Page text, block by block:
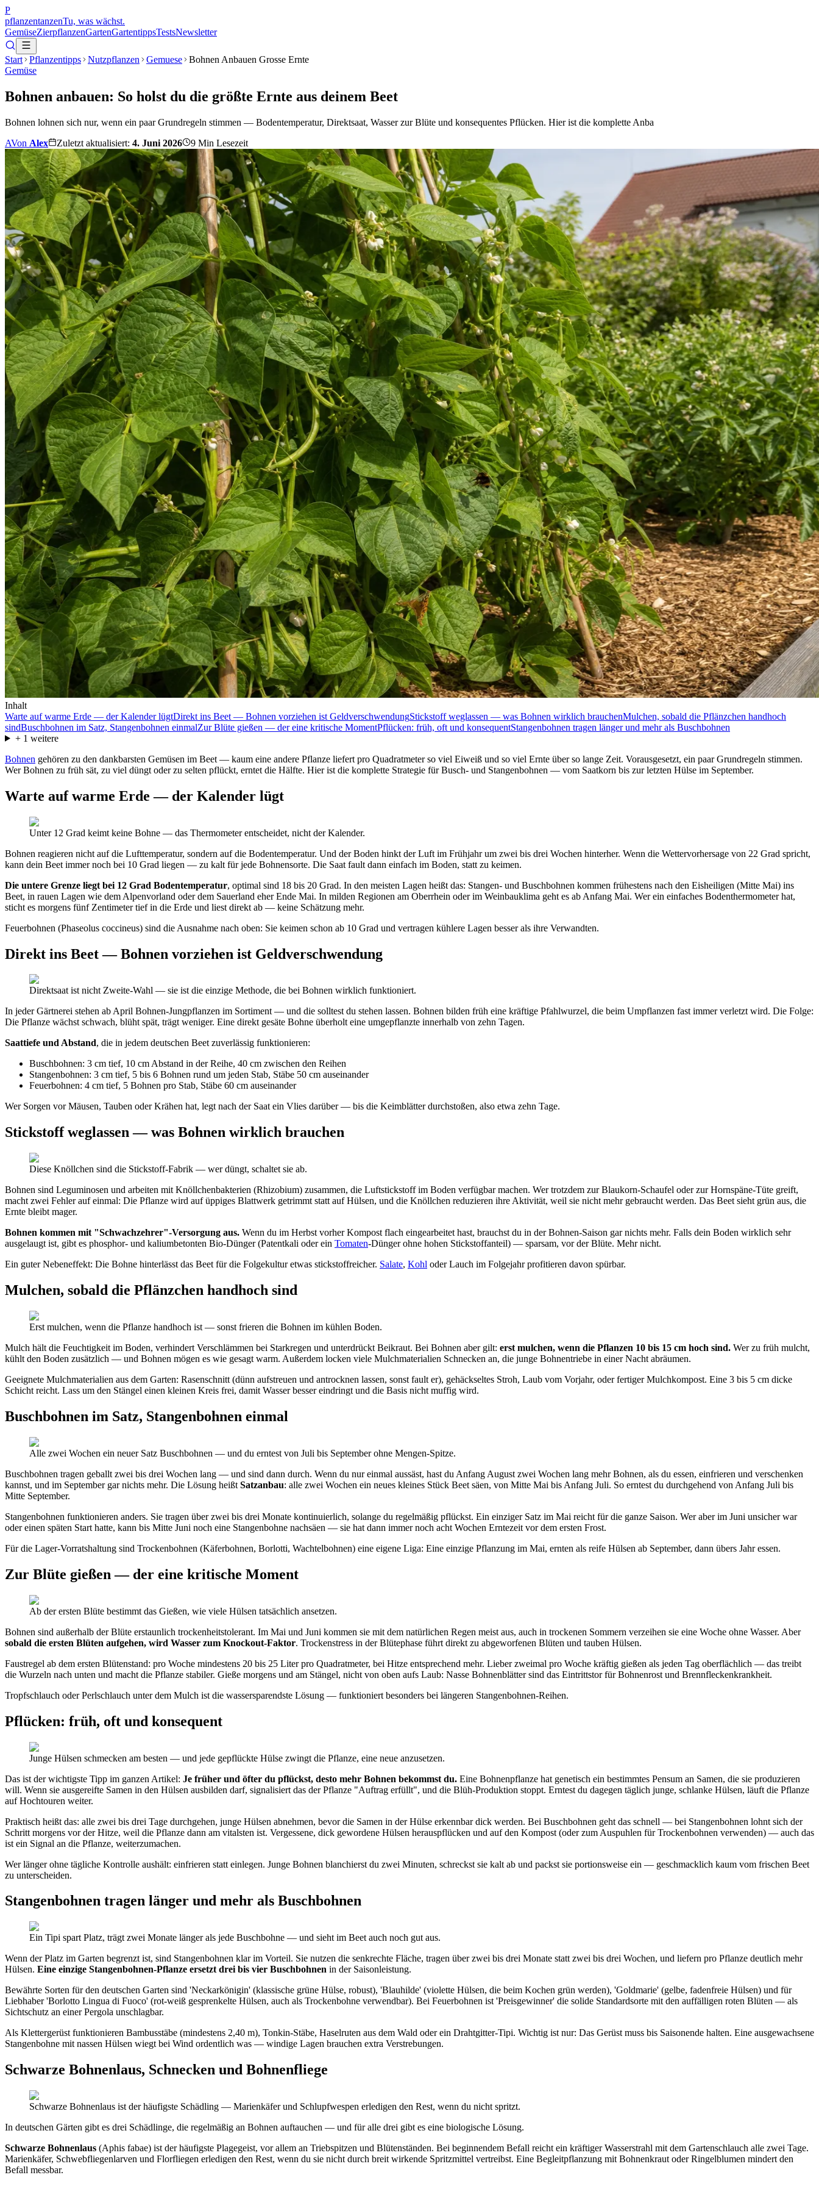
P
pflanzentanzenTu, was wächst.
GemüseZierpflanzenGartenGartentippsTestsNewsletter
Start Pflanzentipps Nutzpflanzen Gemuese
Bohnen Anbauen Grosse Ernte
Gemüse
Bohnen anbauen: So holst du die größte Ernte aus deinem Beet
Bohnen lohnen sich nur, wenn ein paar Grundregeln stimmen — Bodentemperatur, Direktsaat, Wasser zur Blüte und konsequentes Pflücken. Hier ist die komplette Anba
AVon Alex Zuletzt aktualisiert: 4. Juni 2026 9 Min Lesezeit
Inhalt
Warte auf warme Erde — der Kalender lügtDirekt ins Beet — Bohnen vorziehen ist GeldverschwendungStickstoff weglassen — was Bohnen wirklich brauchenMulchen, sobald die Pflänzchen handhoch
sindBuschbohnen im Satz, Stangenbohnen einmalZur Blüte gießen — der eine kritische MomentPflücken: früh, oft und konsequentStangenbohnen tragen länger und mehr als Buschbohnen
+ 1 weitere
Bohnen gehören zu den dankbarsten Gemüsen im Beet — kaum eine andere Pflanze liefert pro Quadratmeter so viel Eiweiß und so viel Ernte über so lange Zeit. Vorausgesetzt, ein paar Grundregeln stimmen.
Wer Bohnen zu früh sät, zu viel düngt oder zu selten pflückt, erntet die Hälfte. Hier ist die komplette Strategie für Busch- und Stangenbohnen — vom Saatkorn bis zur letzten Hülse im September.
Warte auf warme Erde — der Kalender lügt
Unter 12 Grad keimt keine Bohne — das Thermometer entscheidet, nicht der Kalender.
Bohnen reagieren nicht auf die Lufttemperatur, sondern auf die Bodentemperatur. Und der Boden hinkt der Luft im Frühjahr um zwei bis drei Wochen hinterher. Wenn die Wettervorhersage von 22 Grad spricht,
kann dein Beet immer noch bei 10 Grad liegen — zu kalt für jede Bohnensorte. Die Saat fault dann einfach im Boden, statt zu keimen.
Die untere Grenze liegt bei 12 Grad Bodentemperatur, optimal sind 18 bis 20 Grad. In den meisten Lagen heißt das: Stangen- und Buschbohnen kommen frühestens nach den Eisheiligen (Mitte Mai) ins
Beet, in rauen Lagen wie dem Alpenvorland oder dem Sauerland eher Ende Mai. In milden Regionen am Oberrhein oder im Weinbauklima geht es ab Anfang Mai. Wer ein einfaches Bodenthermometer hat,
sticht es morgens fünf Zentimeter tief in die Erde und liest direkt ab — keine Schätzung mehr.
Feuerbohnen (Phaseolus coccineus) sind die Ausnahme nach oben: Sie keimen schon ab 10 Grad und vertragen kühlere Lagen besser als ihre Verwandten.
Direkt ins Beet — Bohnen vorziehen ist Geldverschwendung
Direktsaat ist nicht Zweite-Wahl — sie ist die einzige Methode, die bei Bohnen wirklich funktioniert.
In jeder Gärtnerei stehen ab April Bohnen-Jungpflanzen im Sortiment — und die solltest du stehen lassen. Bohnen bilden früh eine kräftige Pfahlwurzel, die beim Umpflanzen fast immer verletzt wird. Die Folge:
Die Pflanze wächst schwach, blüht spät, trägt weniger. Eine direkt gesäte Bohne überholt eine umgepflanzte innerhalb von zehn Tagen.
Saattiefe und Abstand, die in jedem deutschen Beet zuverlässig funktionieren:
Buschbohnen: 3 cm tief, 10 cm Abstand in der Reihe, 40 cm zwischen den Reihen
Stangenbohnen: 3 cm tief, 5 bis 6 Bohnen rund um jeden Stab, Stäbe 50 cm auseinander
Feuerbohnen: 4 cm tief, 5 Bohnen pro Stab, Stäbe 60 cm auseinander
Wer Sorgen vor Mäusen, Tauben oder Krähen hat, legt nach der Saat ein Vlies darüber — bis die Keimblätter durchstoßen, also etwa zehn Tage.
Stickstoff weglassen — was Bohnen wirklich brauchen
Diese Knöllchen sind die Stickstoff-Fabrik — wer düngt, schaltet sie ab.
Bohnen sind Leguminosen und arbeiten mit Knöllchenbakterien (Rhizobium) zusammen, die Luftstickstoff im Boden verfügbar machen. Wer trotzdem zur Blaukorn-Schaufel oder zur Hornspäne-Tüte greift,
macht zwei Fehler auf einmal: Die Pflanze wird auf üppiges Blattwerk getrimmt statt auf Hülsen, und die Knöllchen reduzieren ihre Aktivität, weil sie nicht mehr gebraucht werden. Das Beet sieht grün aus, die
Ernte bleibt mager.
Bohnen kommen mit "Schwachzehrer"-Versorgung aus. Wenn du im Herbst vorher Kompost flach eingearbeitet hast, brauchst du in der Bohnen-Saison gar nichts mehr. Falls dein Boden wirklich sehr
ausgelaugt ist, gibt es phosphor- und kaliumbetonten Bio-Dünger (Patentkali oder ein Tomaten-Dünger ohne hohen Stickstoffanteil) — sparsam, vor der Blüte. Mehr nicht.
Ein guter Nebeneffekt: Die Bohne hinterlässt das Beet für die Folgekultur etwas stickstoffreicher. Salate, Kohl oder Lauch im Folgejahr profitieren davon spürbar.
Mulchen, sobald die Pflänzchen handhoch sind
Erst mulchen, wenn die Pflanze handhoch ist — sonst frieren die Bohnen im kühlen Boden.
Mulch hält die Feuchtigkeit im Boden, verhindert Verschlämmen bei Starkregen und unterdrückt Beikraut. Bei Bohnen aber gilt: erst mulchen, wenn die Pflanzen 10 bis 15 cm hoch sind. Wer zu früh mulcht,
kühlt den Boden zusätzlich — und Bohnen mögen es wie gesagt warm. Außerdem locken viele Mulchmaterialien Schnecken an, die junge Bohnentriebe in einer Nacht abräumen.
Geeignete Mulchmaterialien aus dem Garten: Rasenschnitt (dünn aufstreuen und antrocknen lassen, sonst fault er), gehäckseltes Stroh, Laub vom Vorjahr, oder fertiger Mulchkompost. Eine 3 bis 5 cm dicke
Schicht reicht. Lass um den Stängel einen kleinen Kreis frei, damit Wasser besser eindringt und die Basis nicht muffig wird.
Buschbohnen im Satz, Stangenbohnen einmal
Alle zwei Wochen ein neuer Satz Buschbohnen — und du erntest von Juli bis September ohne Mengen-Spitze.
Buschbohnen tragen geballt zwei bis drei Wochen lang — und sind dann durch. Wenn du nur einmal aussäst, hast du Anfang August zwei Wochen lang mehr Bohnen, als du essen, einfrieren und verschenken
kannst, und im September gar nichts mehr. Die Lösung heißt Satzanbau: alle zwei Wochen ein neues kleines Stück Beet säen, von Mitte Mai bis Anfang Juli. So erntest du durchgehend von Anfang Juli bis
Mitte September.
Stangenbohnen funktionieren anders. Sie tragen über zwei bis drei Monate kontinuierlich, solange du regelmäßig pflückst. Ein einziger Satz im Mai reicht für die ganze Saison. Wer aber im Juni unsicher war
oder einen späten Start hatte, kann bis Mitte Juni noch eine Stangenbohne nachsäen — sie hat dann immer noch acht Wochen Erntezeit vor dem ersten Frost.
Für die Lager-Vorratshaltung sind Trockenbohnen (Käferbohnen, Borlotti, Wachtelbohnen) eine eigene Liga: Eine einzige Pflanzung im Mai, ernten als reife Hülsen ab September, dann übers Jahr essen.
Zur Blüte gießen — der eine kritische Moment
Ab der ersten Blüte bestimmt das Gießen, wie viele Hülsen tatsächlich ansetzen.
Bohnen sind außerhalb der Blüte erstaunlich trockenheitstolerant. Im Mai und Juni kommen sie mit dem natürlichen Regen meist aus, auch in trockenen Sommern verzeihen sie eine Woche ohne Wasser. Aber
sobald die ersten Blüten aufgehen, wird Wasser zum Knockout-Faktor. Trockenstress in der Blütephase führt direkt zu abgeworfenen Blüten und tauben Hülsen.
Faustregel ab dem ersten Blütenstand: pro Woche mindestens 20 bis 25 Liter pro Quadratmeter, bei Hitze entsprechend mehr. Lieber zweimal pro Woche kräftig gießen als jeden Tag oberflächlich — das treibt
die Wurzeln nach unten und macht die Pflanze stabiler. Gieße morgens und am Stängel, nicht von oben aufs Laub: Nasse Bohnenblätter sind das Eintrittstor für Bohnenrost und Brennfleckenkrankheit.
Tropfschlauch oder Perlschlauch unter dem Mulch ist die wassersparendste Lösung — funktioniert besonders bei längeren Stangenbohnen-Reihen.
Pflücken: früh, oft und konsequent
Junge Hülsen schmecken am besten — und jede gepflückte Hülse zwingt die Pflanze, eine neue anzusetzen.
Das ist der wichtigste Tipp im ganzen Artikel: Je früher und öfter du pflückst, desto mehr Bohnen bekommst du. Eine Bohnenpflanze hat genetisch ein bestimmtes Pensum an Samen, die sie produzieren
will. Wenn sie ausgereifte Samen in den Hülsen ausbilden darf, signalisiert das der Pflanze "Auftrag erfüllt", und die Blüh-Produktion stoppt. Erntest du dagegen täglich junge, schlanke Hülsen, läuft die Pflanze
auf Hochtouren weiter.
Praktisch heißt das: alle zwei bis drei Tage durchgehen, junge Hülsen abnehmen, bevor die Samen in der Hülse erkennbar dick werden. Bei Buschbohnen geht das schnell — bei Stangenbohnen lohnt sich der
Schritt morgens vor der Hitze, weil die Pflanze dann am vitalsten ist. Vergessene, dick gewordene Hülsen herauspflücken und auf den Kompost (oder zum Auspuhlen für Trockenbohnen verwenden) — auch das
ist ein Signal an die Pflanze, weiterzumachen.
Wer länger ohne tägliche Kontrolle aushält: einfrieren statt einlegen. Junge Bohnen blanchierst du zwei Minuten, schreckst sie kalt ab und packst sie portionsweise ein — geschmacklich kaum vom frischen Beet
zu unterscheiden.
Stangenbohnen tragen länger und mehr als Buschbohnen
Ein Tipi spart Platz, trägt zwei Monate länger als jede Buschbohne — und sieht im Beet auch noch gut aus.
Wenn der Platz im Garten begrenzt ist, sind Stangenbohnen klar im Vorteil. Sie nutzen die senkrechte Fläche, tragen über zwei bis drei Monate statt zwei bis drei Wochen, und liefern pro Pflanze deutlich mehr
Hülsen. Eine einzige Stangenbohnen-Pflanze ersetzt drei bis vier Buschbohnen in der Saisonleistung.
Bewährte Sorten für den deutschen Garten sind 'Neckarkönigin' (klassische grüne Hülse, robust), 'Blauhilde' (violette Hülsen, die beim Kochen grün werden), 'Goldmarie' (gelbe, fadenfreie Hülsen) und für
Liebhaber 'Borlotto Lingua di Fuoco' (rot-weiß gesprenkelte Hülsen, auch als Trockenbohne verwendbar). Bei Feuerbohnen ist 'Preisgewinner' die solide Standardsorte mit den auffälligen roten Blüten — als
Sichtschutz an einer Pergola unschlagbar.
Als Klettergerüst funktionieren Bambusstäbe (mindestens 2,40 m), Tonkin-Stäbe, Haselruten aus dem Wald oder ein Drahtgitter-Tipi. Wichtig ist nur: Das Gerüst muss bis Saisonende halten. Eine ausgewachsene
Stangenbohne mit nassen Hülsen wiegt bei Wind ordentlich was — windige Lagen brauchen extra Verstrebungen.
Schwarze Bohnenlaus, Schnecken und Bohnenfliege
Schwarze Bohnenlaus ist der häufigste Schädling — Marienkäfer und Schlupfwespen erledigen den Rest, wenn du nicht spritzt.
In deutschen Gärten gibt es drei Schädlinge, die regelmäßig an Bohnen auftauchen — und für alle drei gibt es eine biologische Lösung.
Schwarze Bohnenlaus (Aphis fabae) ist der häufigste Plagegeist, vor allem an Triebspitzen und Blütenständen. Bei beginnendem Befall reicht ein kräftiger Wasserstrahl mit dem Gartenschlauch alle zwei Tage.
Marienkäfer, Schwebfliegenlarven und Florfliegen erledigen den Rest, wenn du sie nicht durch breit wirkende Spritzmittel vertreibst. Eine Begleitpflanzung mit Bohnenkraut oder Ringelblumen mindert den
Befall messbar.